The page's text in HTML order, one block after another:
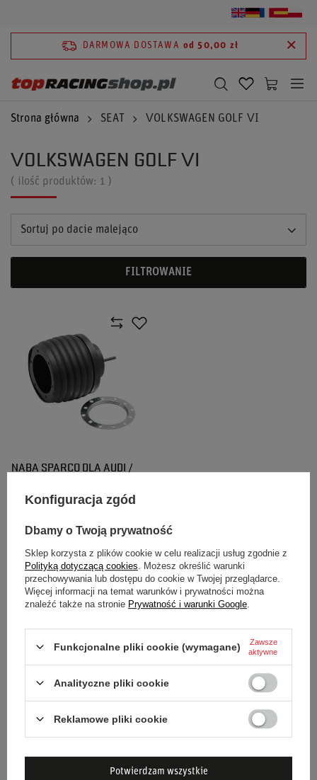
DARMOWA DOSTAWA od 50,00 zł
Strona główna SEAT VOLKSWAGEN GOLF VI
VOLKSWAGEN GOLF VI
( ilość produktów: 1 )
Sortuj po dacie malejąco
FILTROWANIE
NABA SPARCO DLA AUDI /
VOLKSWAGEN
NEWSLETTER
Bądź na bieżąco i zapisz się do naszego
newslettera!
Podaj swój adres e-mail
Konfiguracja zgód
Dbamy o Twoją prywatność
Sklep korzysta z plików cookie w celu realizacji usług zgodnie z
Polityką dotyczącą cookies . Możesz określić warunki
przechowywania lub dostępu do cookie w Twojej przeglądarce.
Więcej informacji na temat warunków i prywatności można
znaleźć także na stronie Prywatność i warunki Google
Funkcjonalne pliki cookie (wymagane)
Zawsze
aktywne
Analityczne pliki cookie
Reklamowe pliki cookie
Potwierdzam wszystkie